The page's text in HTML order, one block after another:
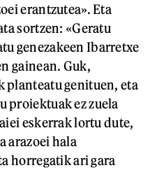
erantzutea». Eta
sortzen: «Geratu
genezakeen Ibarretxe
gainean. Guk,
planteatu genituen, eta
proiektuak ez zuela
eskerrak lortu dute,
arazoei hala
horregatik ari gara